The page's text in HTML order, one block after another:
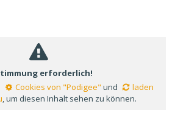
erforderlich!
Cookies von "Podigee" und
laden
, um diesen Inhalt sehen zu können.